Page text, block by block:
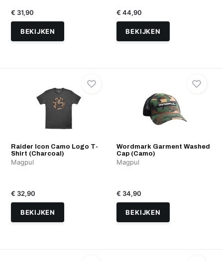
€ 31,90
BEKIJKEN
€ 44,90
BEKIJKEN
Raider Icon Camo Logo T-
Shirt (Charcoal)
Magpul
€ 32,90
BEKIJKEN
Wordmark Garment Washed
Cap (Camo)
Magpul
€ 34,90
BEKIJKEN